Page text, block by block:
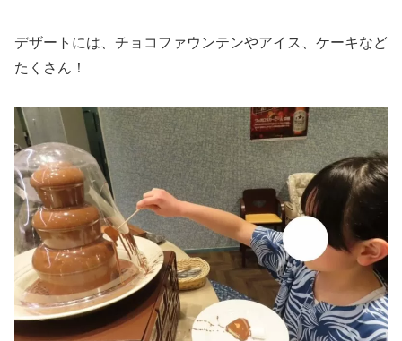
デザートには、チョコファウンテンやアイス、ケーキなど
たくさん！